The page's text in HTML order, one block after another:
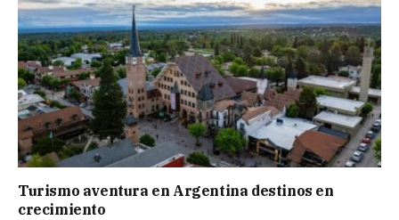
Turismo aventura en Argentina destinos en
crecimiento